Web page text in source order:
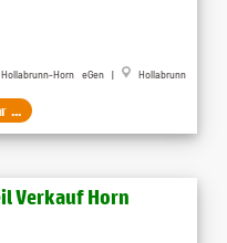
Horn eGen |
Hollabrunn
...
Verkauf Horn